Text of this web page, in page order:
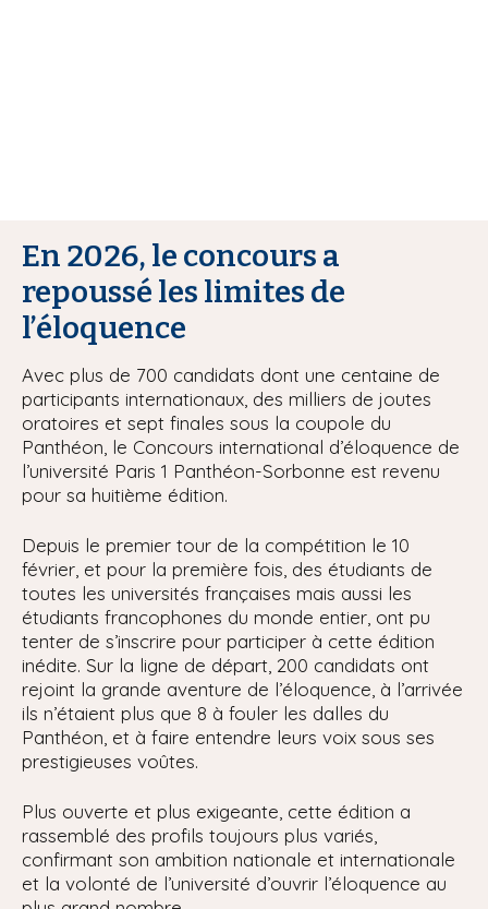
En 2026, le concours a
repoussé les limites de
l’éloquence
Avec plus de 700 candidats dont une centaine de
participants internationaux, des milliers de joutes
oratoires et sept finales sous la coupole du
Panthéon, le Concours international d’éloquence de
l’université Paris 1 Panthéon-Sorbonne est revenu
pour sa huitième édition.
Depuis le premier tour de la compétition le 10
février, et pour la première fois, des étudiants de
toutes les universités françaises mais aussi les
étudiants francophones du monde entier, ont pu
tenter de s’inscrire pour participer à cette édition
inédite. Sur la ligne de départ, 200 candidats ont
rejoint la grande aventure de l’éloquence, à l’arrivée
ils n’étaient plus que 8 à fouler les dalles du
Panthéon, et à faire entendre leurs voix sous ses
prestigieuses voûtes.
Plus ouverte et plus exigeante, cette édition a
rassemblé des profils toujours plus variés,
confirmant son ambition nationale et internationale
et la volonté de l’université d’ouvrir l’éloquence au